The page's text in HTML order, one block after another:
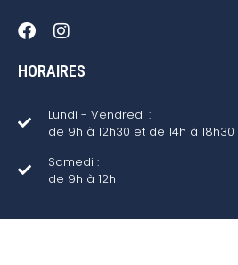
HORAIRES
Lundi - Vendredi :
de 9h à 12h30 et de 14h à 18h30
Samedi :
de 9h à 12h